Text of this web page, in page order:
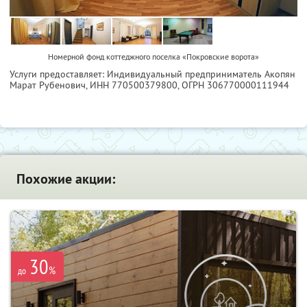
Номерной фонд коттеджного поселка «Покровские ворота»
Услуги предоставляет: Индивидуальный предприниматель Акопян
Марат Рубенович, ИНН 770500379800, ОГРН 306770000111944
Похожие акции:
до 30%